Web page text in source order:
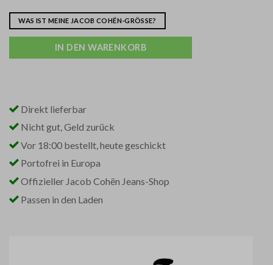
WAS IST MEINE JACOB COHËN-GRÖSSE?
IN DEN WARENKORB
Direkt lieferbar
Nicht gut, Geld zurück
Vor 18:00 bestellt, heute geschickt
Portofrei in Europa
Offizieller Jacob Cohën Jeans-Shop
Passen in den Laden